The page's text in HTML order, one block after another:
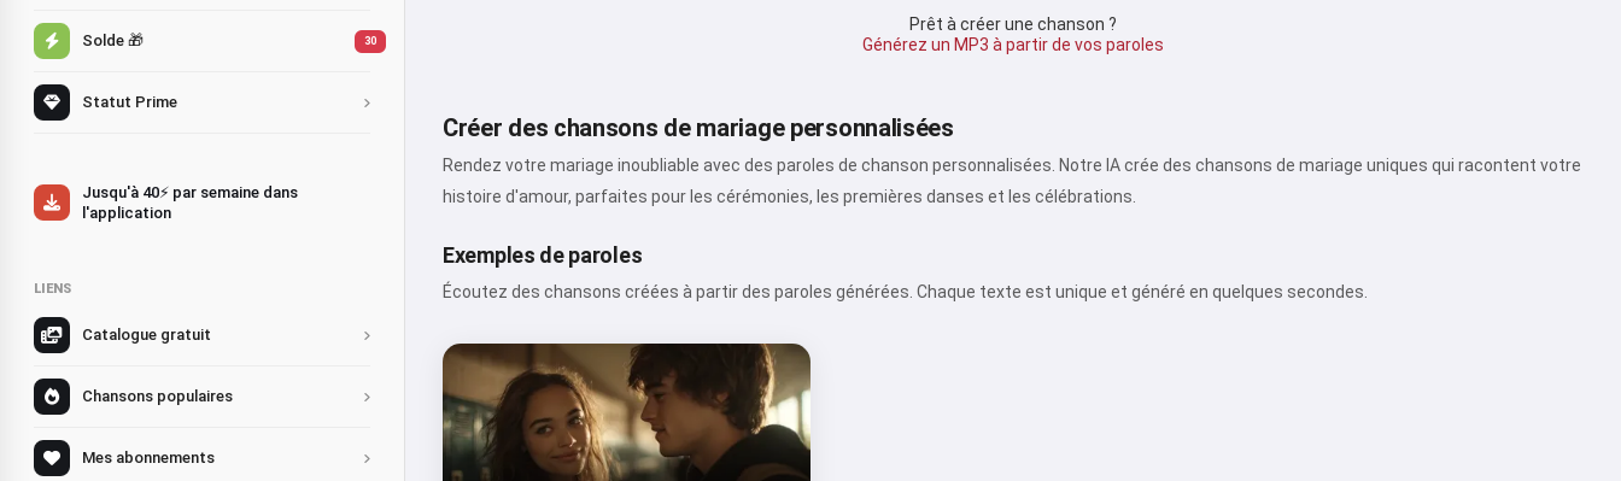
Solde 🎁 30
Statut Prime
Jusqu'à 40⚡ par semaine dans
l'application
LIENS
Catalogue gratuit
Chansons populaires
Mes abonnements
Prêt à créer une chanson ?
Générez un MP3 à partir de vos paroles
Créer des chansons de mariage personnalisées
Rendez votre mariage inoubliable avec des paroles de chanson personnalisées. Notre IA crée des chansons de mariage uniques qui racontent votre
histoire d'amour, parfaites pour les cérémonies, les premières danses et les célébrations.
Exemples de paroles
Écoutez des chansons créées à partir des paroles générées. Chaque texte est unique et généré en quelques secondes.